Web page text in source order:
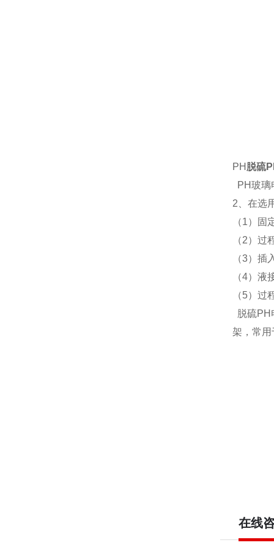
PH 脱硫
PH玻璃
2、在选
（1）固
（2）过
（3）插
（4）液
（5）过
脱硫PH
架，常
在线